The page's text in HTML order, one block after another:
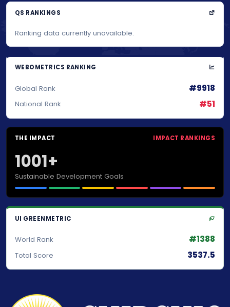
QS RANKINGS
Ranking data currently unavailable.
WEBOMETRICS RANKING
Global Rank #9918
National Rank #51
THE IMPACT IMPACT RANKINGS
1001+
Sustainable Development Goals
UI GREENMETRIC
World Rank #1388
Total Score 3537.5